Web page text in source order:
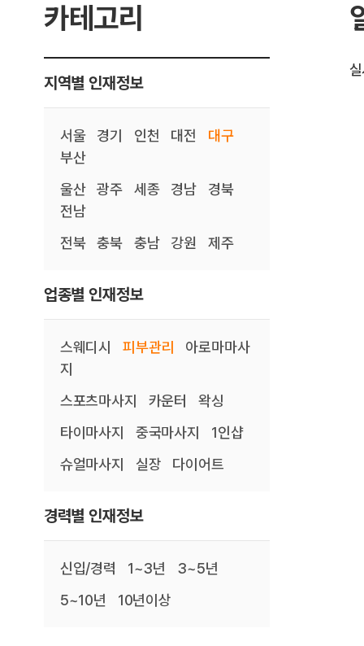
카테고리
지역별 인재정보
서울 경기 인천 대전
대구
부산
울산
광주 세종 경남
경북
전남
전북
충북 충남 강원 제주
업종별 인재정보
스웨디시 피부관리
아로마마사
지
스포츠마사지
카운터
왁싱
타이마사지
중국마사지
1인샵
슈얼마사지
실장 다이어트
경력별 인재정보
신입/경력 1~3년
3~5년
5~10년
10년이상